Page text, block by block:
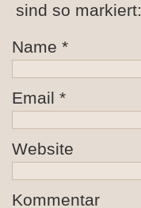
sind so markiert:
Name *
Email *
Website
Kommentar